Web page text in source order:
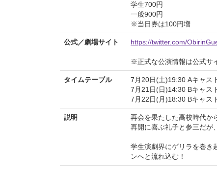
学生700円
一般900円
※当日券は100円増
公式／劇場サイト https://twitter.com/
※正式な公演情報は公式サ
タイムテーブル
7月20日(土)19:30 Aキャス
7月21日(日)14:30 Bキャス
7月22日(月)18:30 Bキャス
説明
再会を果たした高校時代か
再開に喜ぶ礼子と参三だが
学生演劇界にゲリラを巻き
ンへと流れ込む！